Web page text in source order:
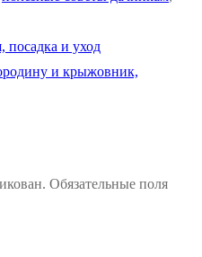
посадка и уход
и крыжовник,
Обязательные поля